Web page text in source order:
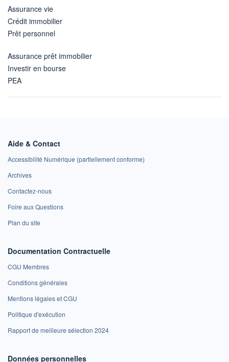
Assurance vie
Crédit immobilier
Prêt personnel
Assurance prêt immobilier
Investir en bourse
PEA
Aide & Contact
Accessibilité Numérique (partiellement conforme)
Archives
Contactez-nous
Foire aux Questions
Plan du site
Documentation Contractuelle
CGU Membres
Conditions générales
Mentions légales et CGU
Politique d'exécution
Rapport de meilleure sélection 2024
Données personnelles